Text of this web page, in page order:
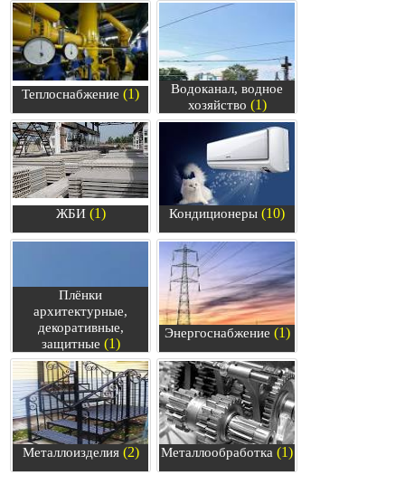
Теплоснабжение (1)
Водоканал, водное
хозяйство (1)
ЖБИ(1) Кондиционеры (10)
Плёнки
архитектурные,
декоративные,
защитные (1)
Энергоснабжение (1)
Металлоизделия(2) Металлообработка (1)